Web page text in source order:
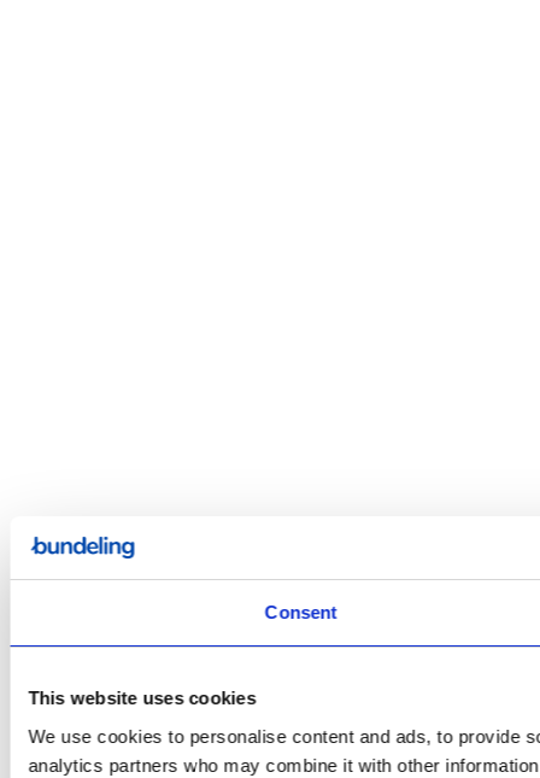
Consent
This website uses cookies
We use cookies to personalise content and ads, to provide
analytics partners who may combine it with other